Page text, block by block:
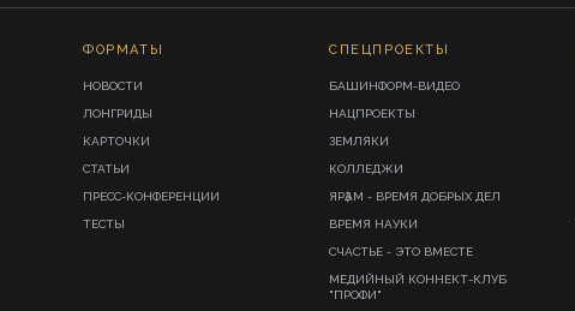
ФОРМАТЫ
НОВОСТИ
ЛОНГРИДЫ
КАРТОЧКИ
СТАТЬИ
ПРЕСС-КОНФЕРЕНЦИИ
ТЕСТЫ
СПЕЦПРОЕКТЫ
БАШИНФОРМ-ВИДЕО
НАЦПРОЕКТЫ
ЗЕМЛЯКИ
КОЛЛЕДЖИ
ЯРҘАМ - ВРЕМЯ ДОБРЫХ ДЕЛ
ВРЕМЯ НАУКИ
СЧАСТЬЕ - ЭТО ВМЕСТЕ
МЕДИЙНЫЙ КОННЕКТ-КЛУБ
"ПРОФИ"